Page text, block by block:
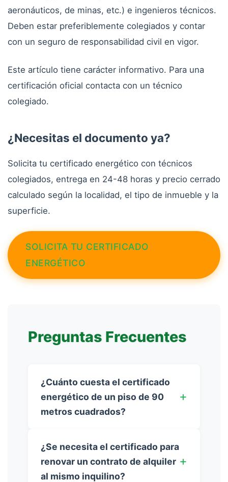
aeronáuticos, de minas, etc.) e ingenieros técnicos.
Deben estar preferiblemente colegiados y contar
con un seguro de responsabilidad civil en vigor.
Este artículo tiene carácter informativo. Para una
certificación oficial contacta con un técnico
colegiado.
¿Necesitas el documento ya?
Solicita tu certificado energético con técnicos
colegiados, entrega en 24-48 horas y precio cerrado
calculado según la localidad, el tipo de inmueble y la
superficie.
SOLICITA TU CERTIFICADO
ENERGÉTICO
Preguntas Frecuentes
¿Cuánto cuesta el certificado
energético de un piso de 90
metros cuadrados?
¿Se necesita el certificado para
renovar un contrato de alquiler
al mismo inquilino?